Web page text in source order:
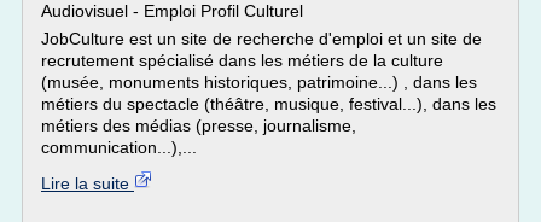
Audiovisuel - Emploi Profil Culturel
JobCulture est un site de recherche d'emploi et un site de
recrutement spécialisé dans les métiers de la culture
(musée, monuments historiques, patrimoine...) , dans les
métiers du spectacle (théâtre, musique, festival...), dans les
métiers des médias (presse, journalisme,
communication...),...
Lire la suite